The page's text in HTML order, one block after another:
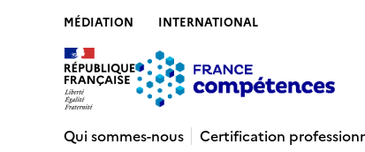
MÉDIATION INTERNATIONAL
Qui sommes-nous Certification